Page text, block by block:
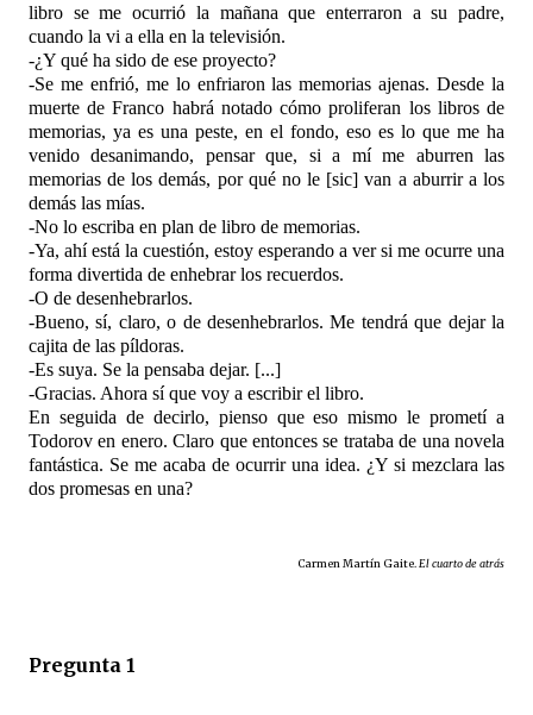
libro se me ocurrió la mañana que enterraron a su padre,
cuando la vi a ella en la televisión.
-¿Y qué ha sido de ese proyecto?
-Se me enfrió, me lo enfriaron las memorias ajenas. Desde la
muerte de Franco habrá notado cómo proliferan los libros de
memorias, ya es una peste, en el fondo, eso es lo que me ha
venido desanimando, pensar que, si a mí me aburren las
memorias de los demás, por qué no le [sic] van a aburrir a los
demás las mías.
-No lo escriba en plan de libro de memorias.
-Ya, ahí está la cuestión, estoy esperando a ver si me ocurre una
forma divertida de enhebrar los recuerdos.
-O de desenhebrarlos.
-Bueno, sí, claro, o de desenhebrarlos. Me tendrá que dejar la
cajita de las píldoras.
-Es suya. Se la pensaba dejar. [...]
-Gracias. Ahora sí que voy a escribir el libro.
En seguida de decirlo, pienso que eso mismo le prometí a
Todorov en enero. Claro que entonces se trataba de una novela
fantástica. Se me acaba de ocurrir una idea. ¿Y si mezclara las
dos promesas en una?
Carmen Martín Gaite. El cuarto de atrás
Pregunta 1